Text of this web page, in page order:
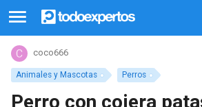
Animales y Mascotas Perros
coco666
Perro con cojera